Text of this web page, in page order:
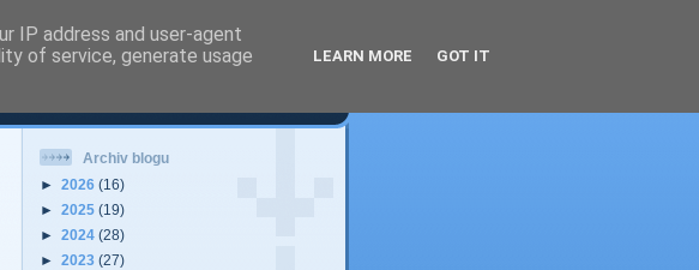
Archiv blogu
► 2026 (16)
► 2025 (19)
► 2024 (28)
► 2023 (27)
IP address and user-agent
of service, generate usage
LEARN MORE GOT IT